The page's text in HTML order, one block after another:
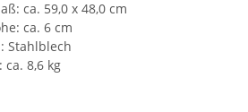
ca. 59,0 x 48,0 cm
ca. 6 cm
Stahlblech
ca. 8,6 kg